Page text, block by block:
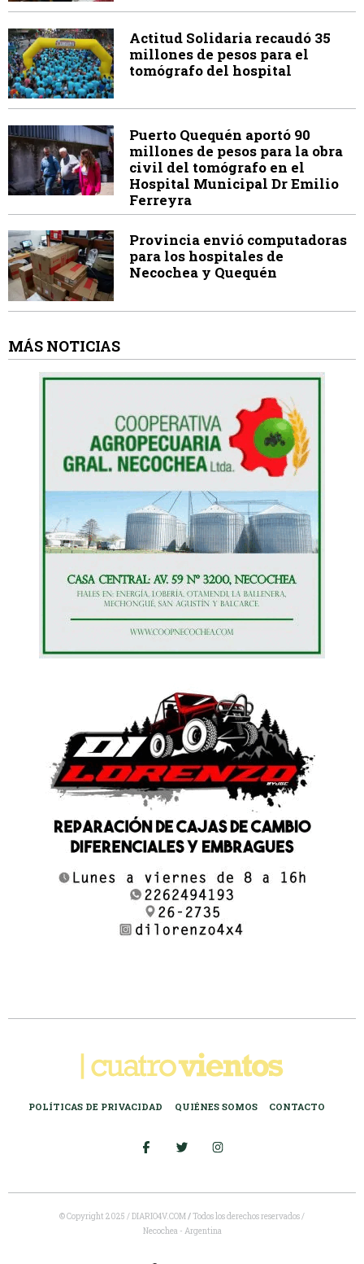
Actitud Solidaria recaudó 35
millones de pesos para el
tomógrafo del hospital
Puerto Quequén aportó 90
millones de pesos para la obra
civil del tomógrafo en el
Hospital Municipal Dr Emilio
Ferreyra
Provincia envió computadoras
para los hospitales de
Necochea y Quequén
MÁS NOTICIAS
POLÍTICAS DE PRIVACIDAD QUIÉNES SOMOS CONTACTO
© Copyright 2025 / DIARIO4V.COM/Todos los derechos reservados /
Necochea - Argentina